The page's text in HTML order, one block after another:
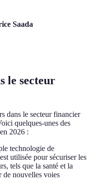
Saada
le secteur
dans le secteur financier
quelques-unes des
2026 :
technologie de
utilisée pour sécuriser les
tels que la santé et la
nouvelles voies